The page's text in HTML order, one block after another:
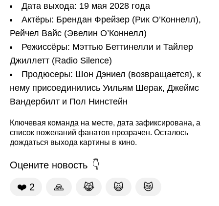
Дата выхода: 19 мая 2028 года
Актёры: Брендан Фрейзер (Рик О’Коннелл),
Рейчел Вайс (Эвелин О’Коннелл)
Режиссёры: Мэттью Беттинелли и Тайлер
Джиллетт (Radio Silence)
Продюсеры: Шон Дэниел (возвращается), к
нему присоединились Уильям Шерак, Джеймс
Вандербилт и Пол Нинстейн
Ключевая команда на месте, дата зафиксирована, а
список пожеланий фанатов прозрачен. Осталось
дождаться выхода картины в кино.
Оцените новость
❤️ 2 🙏 😹 🙀 😿